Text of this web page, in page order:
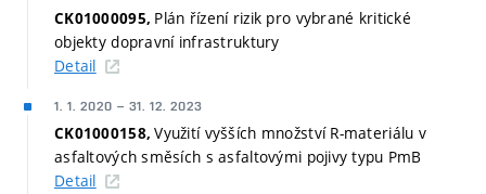
CK01000095, Plán řízení rizik pro vybrané kritické
objekty dopravní infrastruktury
Detail
1. 1. 2020 – 31. 12. 2023
CK01000158,Využití vyšších množství R-materiálu v
asfaltových směsích s asfaltovými pojivy typu PmB
Detail